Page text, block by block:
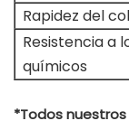
Rapidez del
Resistencia a
químicos
*Todos